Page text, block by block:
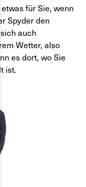
für Sie, wenn
Spyder den
auch
Wetter, also
es dort, wo Sie
ist.